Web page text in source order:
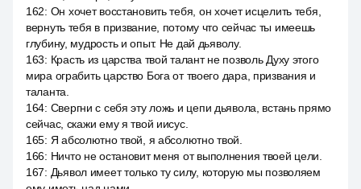
162: Он хочет восстановить тебя, он хочет исцелить тебя,
вернуть тебя в призвание, потому что сейчас ты имеешь
глубину, мудрость и опыт. Не дай дьяволу.
163: Красть из царства твой талант не позволь Духу этого
мира ограбить царство Бога от твоего дара, призвания и
таланта.
164: Свергни с себя эту ложь и цепи дьявола, встань прямо
сейчас, скажи ему я твой иисус.
165: Я абсолютно твой, я абсолютно твой.
166: Ничто не остановит меня от выполнения твоей цели.
167: Дьявол имеет только ту силу, которую мы позволяем